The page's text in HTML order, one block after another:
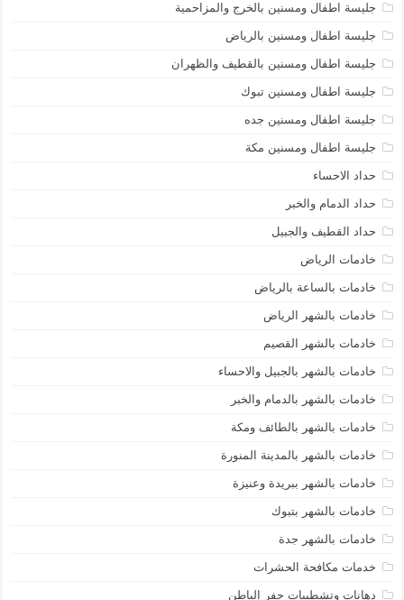
جليسة اطفال ومسنين بالخرج والمزاحمية
جليسة اطفال ومسنين بالرياض
جليسة اطفال ومسنين بالقطيف والظهران
جليسة اطفال ومسنين تبوك
جليسة اطفال ومسنين جده
جليسة اطفال ومسنين مكة
حداد الاحساء
حداد الدمام والخبر
حداد القطيف والجبيل
خادمات الرياض
خادمات بالساعة بالرياض
خادمات بالشهر الرياض
خادمات بالشهر القصيم
خادمات بالشهر بالجبيل والاحساء
خادمات بالشهر بالدمام والخبر
خادمات بالشهر بالطائف ومكة
خادمات بالشهر بالمدينة المنورة
خادمات بالشهر ببريدة وعنيزة
خادمات بالشهر بتبوك
خادمات بالشهر جدة
خدمات مكافحة الحشرات
دهانات وتشطيبات حفر الباطن